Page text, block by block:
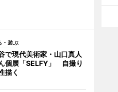
・遊ぶ
で現代美術家・山口真人
個展「SELFY」 自撮り
描く